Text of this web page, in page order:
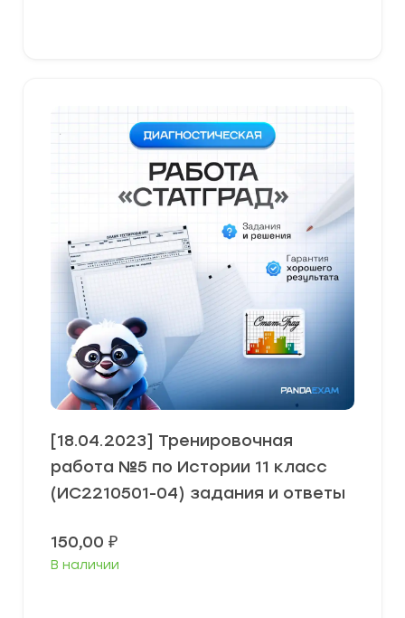
[18.04.2023] Тренировочная
работа №5 по Истории 11 класс
(ИС2210501-04) задания и ответы
150,00 ₽
В наличии